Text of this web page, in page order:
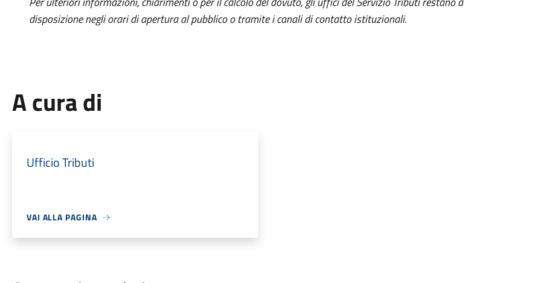
disposizione negli orari di apertura al pubblico o tramite i canali di contatto istituzionali.
A cura di
Ufficio Tributi
VAI ALLA PAGINA